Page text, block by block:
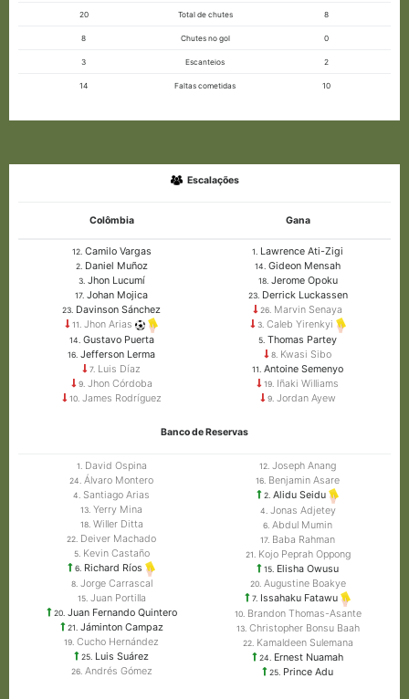
20 Total de chutes 8
8 Chutes no gol 0
3 Escanteios 2
14 Faltas cometidas 10
Escalações
Colômbia Gana
12.Camilo Vargas
2.Daniel Muñoz
3.Jhon Lucumí
17. Johan Mojica
23. Davinson Sánchez
11. Jhon Arias
14. Gustavo Puerta
16. Jefferson Lerma
7. Luis Díaz
9.Jhon Córdoba
10.James Rodríguez
1. Lawrence Ati-Zigi
14. Gideon Mensah
18.Jerome Opoku
23.Derrick Luckassen
26. Marvin Senaya
3.Caleb Yirenkyi
5. Thomas Partey
8. Kwasi Sibo
11. Antoine Semenyo
19. Iñaki Williams
9.Jordan Ayew
Banco de Reservas
1. David Ospina
24. Álvaro Montero
4. Santiago Arias
13. Yerry Mina
18.Willer Ditta
22. Deiver Machado
5.Kevin Castaño
6. Richard Ríos
8.Jorge Carrascal
15.Juan Portilla
20.Juan Fernando Quintero
21. Jáminton Campaz
19. Cucho Hernández
25. Luis Suárez
26.Andrés Gómez
12. Joseph Anang
16. Benjamin Asare
2. Alidu Seidu
4. Jonas Adjetey
6. Abdul Mumin
17. Baba Rahman
21. Kojo Peprah Oppong
15. Elisha Owusu
20.Augustine Boakye
7. Issahaku Fatawu
10.Brandon Thomas-Asante
13.Christopher Bonsu Baah
22.Kamaldeen Sulemana
24. Ernest Nuamah
25. Prince Adu